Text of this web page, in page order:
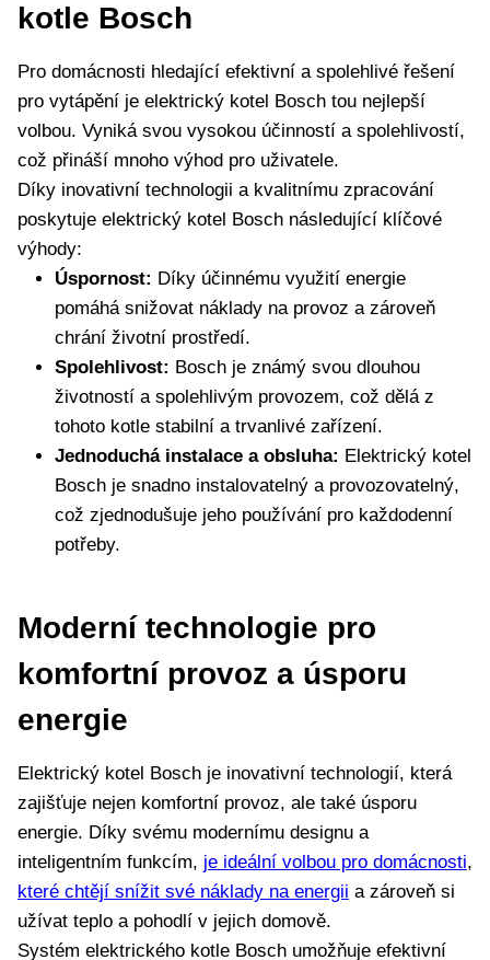
kotle Bosch
Pro domácnosti hledající‍ efektivní a spolehlivé řešení
pro vytápění je elektrický kotel Bosch tou nejlepší
volbou. Vyniká svou vysokou účinností a spolehlivostí,
což přináší mnoho výhod pro ⁤uživatele.
Díky inovativní technologii a kvalitnímu zpracování
poskytuje ‍elektrický kotel Bosch následující klíčové
výhody:
Úspornost: Díky účinnému využití energie
pomáhá snižovat náklady na provoz a zároveň
chrání životní prostředí.
Spolehlivost: ⁢Bosch je známý svou dlouhou
‌životností a spolehlivým provozem, což dělá z
tohoto kotle⁢ stabilní a trvanlivé zařízení.
Jednoduchá instalace a obsluha: Elektrický kotel
Bosch je snadno instalovatelný a provozovatelný,
což zjednodušuje jeho ⁤používání pro každodenní
potřeby.
Moderní ​technologie pro
⁤komfortní provoz ​a úsporu
energie
Elektrický kotel ⁤Bosch je ⁤inovativní technologií, která
zajišťuje nejen⁢ komfortní ‌provoz,​ ale také úsporu
energie. Díky svému modernímu designu a
inteligentním funkcím, je ideální volbou pro domácnosti,
které chtějí snížit své náklady na energii a⁣ zároveň si
užívat teplo a ⁣pohodlí v jejich​ domově.
Systém elektrického kotle Bosch umožňuje efektivní⁣